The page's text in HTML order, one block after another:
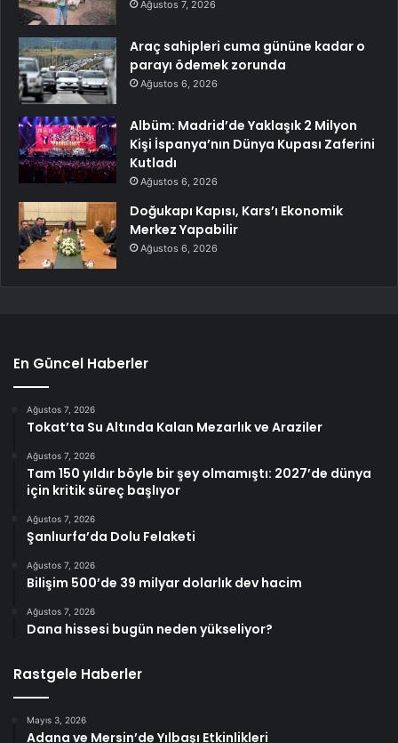
Ağustos 7, 2026
Araç sahipleri cuma gününe kadar o
parayı ödemek zorunda
Ağustos 6, 2026
Albüm: Madrid’de Yaklaşık 2 Milyon
Kişi İspanya’nın Dünya Kupası Zaferini
Kutladı
Ağustos 6, 2026
Doğukapı Kapısı, Kars’ı Ekonomik
Merkez Yapabilir
Ağustos 6, 2026
En Güncel Haberler
Ağustos 7, 2026
Tokat’ta Su Altında Kalan Mezarlık ve Araziler
Ağustos 7, 2026
Tam 150 yıldır böyle bir şey olmamıştı: 2027’de dünya
için kritik süreç başlıyor
Ağustos 7, 2026
Şanlıurfa’da Dolu Felaketi
Ağustos 7, 2026
Bilişim 500’de 39 milyar dolarlık dev hacim
Ağustos 7, 2026
Dana hissesi bugün neden yükseliyor?
Rastgele Haberler
Mayıs 3, 2026
Adana ve Mersin’de Yılbaşı Etkinlikleri